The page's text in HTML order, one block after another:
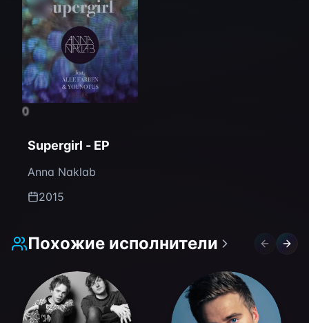
0
Supergirl - EP
Anna Naklab
2015
Похожие исполнители Previous